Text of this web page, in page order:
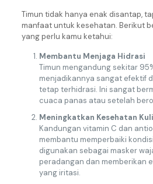
Timun tidak hanya enak disantap,
manfaat untuk kesehatan. Berikut
yang perlu kamu ketahui:
Membantu Menjaga Hidrasi
Timun mengandung sekitar
menjadikannya sangat efektif
tetap terhidrasi. Ini sangat
cuaca panas atau setelah
Meningkatkan Kesehatan
Kandungan vitamin C dan
membantu memperbaiki
digunakan sebagai masker
peradangan dan memberikan
yang iritasi.